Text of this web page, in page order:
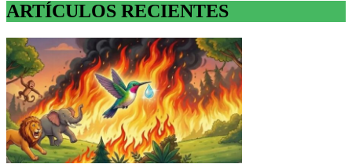
ARTÍCULOS RECIENTES